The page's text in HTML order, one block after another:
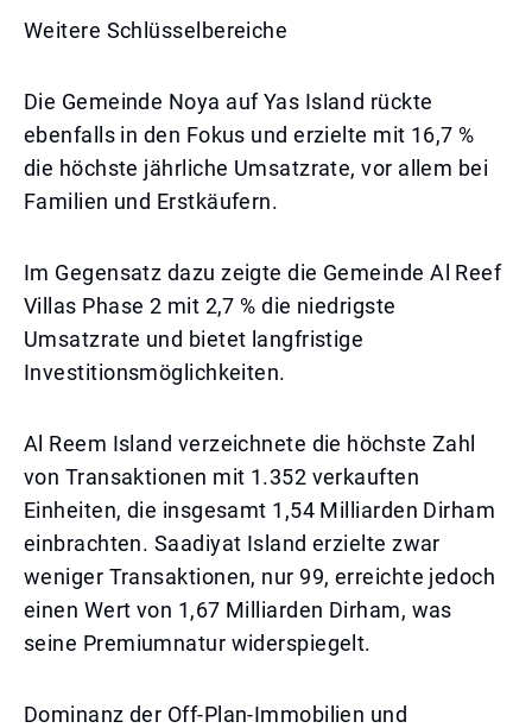
Weitere Schlüsselbereiche
Die Gemeinde Noya auf Yas Island rückte
ebenfalls in den Fokus und erzielte mit 16,7 %
die höchste jährliche Umsatzrate, vor allem bei
Familien und Erstkäufern.
Im Gegensatz dazu zeigte die Gemeinde Al Reef
Villas Phase 2 mit 2,7 % die niedrigste
Umsatzrate und bietet langfristige
Investitionsmöglichkeiten.
Al Reem Island verzeichnete die höchste Zahl
von Transaktionen mit 1.352 verkauften
Einheiten, die insgesamt 1,54 Milliarden Dirham
einbrachten. Saadiyat Island erzielte zwar
weniger Transaktionen, nur 99, erreichte jedoch
einen Wert von 1,67 Milliarden Dirham, was
seine Premiumnatur widerspiegelt.
Dominanz der Off-Plan-Immobilien und